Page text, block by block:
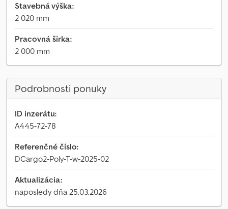
Stavebná výška:
2 020 mm
Pracovná šírka:
2 000 mm
Podrobnosti ponuky
ID inzerátu:
A445-72-78
Referenčné číslo:
DCargo2-Poly-T-w-2025-02
Aktualizácia:
naposledy dňa 25.03.2026